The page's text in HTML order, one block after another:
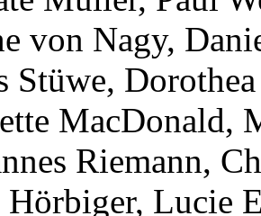
von Nagy,
Stüwe,
MacDonald,
Riemann,
Hörbiger, Lucie